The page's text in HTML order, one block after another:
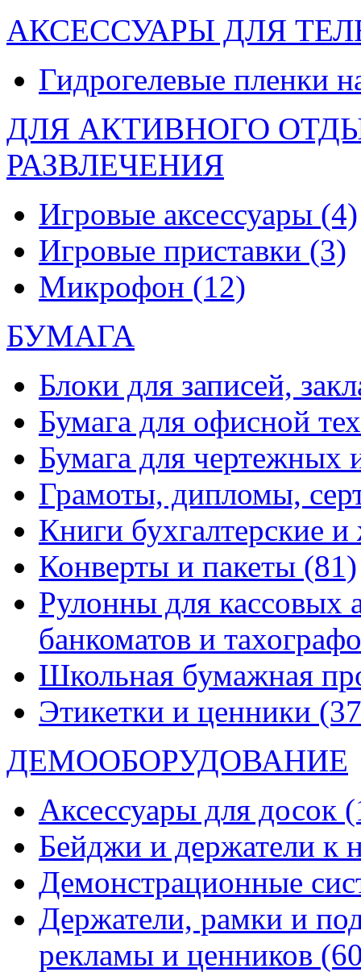
АКСЕССУАРЫ ДЛЯ
Гидрогелевые пленки
ДЛЯ АКТИВНОГО
РАЗВЛЕЧЕНИЯ
Игровые аксессуары (4)
Игровые приставки (3)
Микрофон (12)
БУМАГА
Блоки для записей,
Бумага для офисной
Бумага для чертежных
Грамоты, дипломы,
Книги бухгалтерские
Конверты и пакеты (81)
Рулонны для кассовых
банкоматов и
Школьная бумажная
Этикетки и ценники
ДЕМООБОРУДОВАНИЕ
Аксессуары для досок
Бейджи и держатели к
Демонстрационные
Держатели, рамки и
рекламы и ценников